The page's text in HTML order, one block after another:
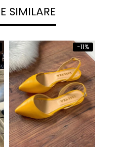
SIMILARE
-11%